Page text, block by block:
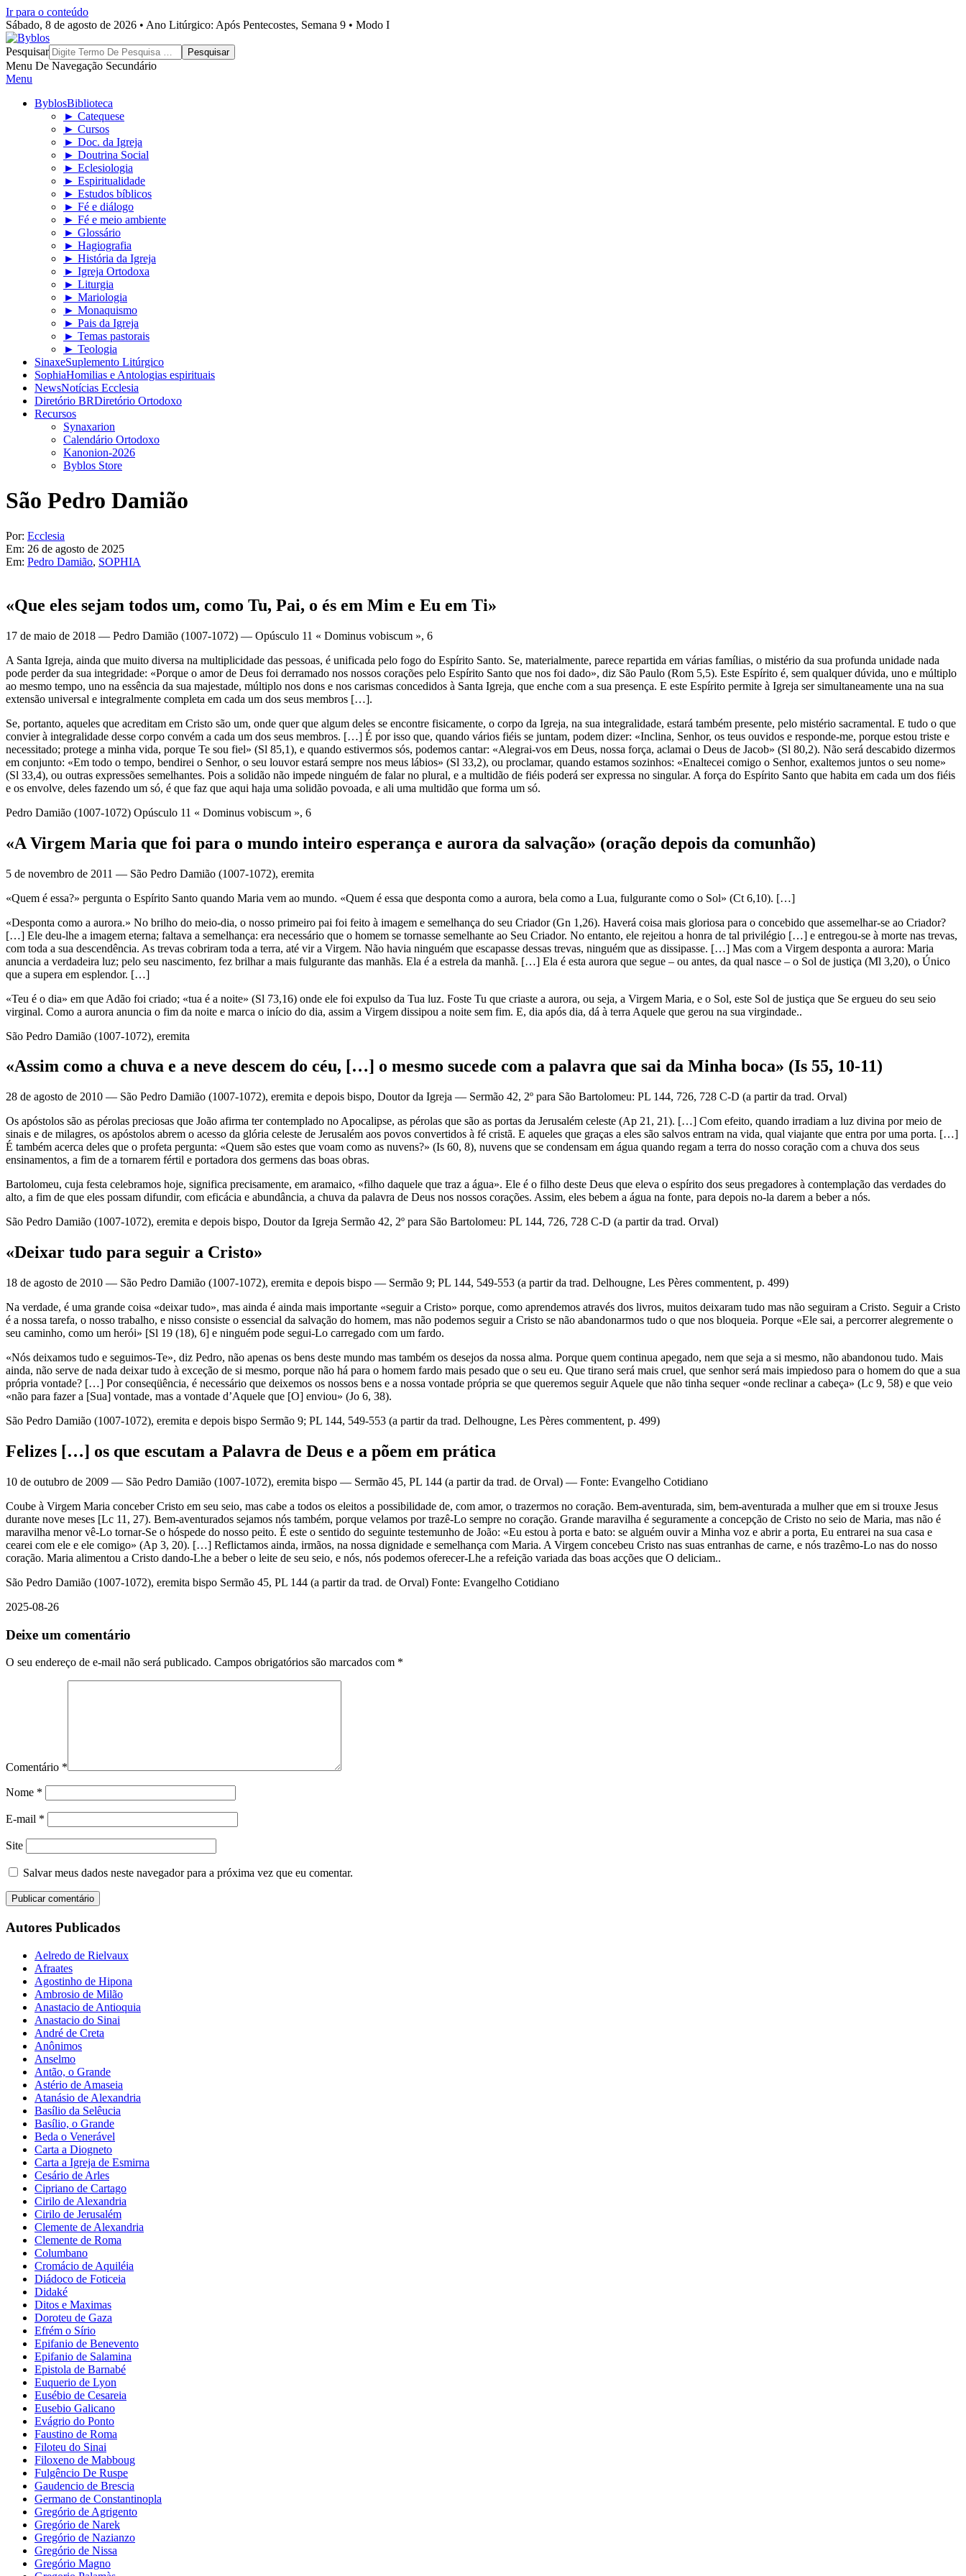
Ir para o conteúdo
Sábado, 8 de agosto de 2026 • Ano Litúrgico: Após Pentecostes, Semana 9 • Modo I
Byblos
Pesquisar
Menu De Navegação Secundário
Menu
ByblosBiblioteca
► Catequese
► Cursos
► Doc. da Igreja
► Doutrina Social
► Eclesiologia
► Espiritualidade
► Estudos bíblicos
► Fé e diálogo
► Fé e meio ambiente
► Glossário
► Hagiografia
► História da Igreja
► Igreja Ortodoxa
► Liturgia
► Mariologia
► Monaquismo
► Pais da Igreja
► Temas pastorais
► Teologia
SinaxeSuplemento Litúrgico
SophiaHomilias e Antologias espirituais
NewsNotícias Ecclesia
Diretório BRDiretório Ortodoxo
Recursos
Synaxarion
Calendário Ortodoxo
Kanonion-2026
Byblos Store
São Pedro Damião
Por: Ecclesia
Em: 26 de agosto de 2025
Em: Pedro Damião, SOPHIA
«Que eles sejam todos um, como Tu, Pai, o és em Mim e Eu em Ti»
17 de maio de 2018 — Pedro Damião (1007-1072) — Opúsculo 11 « Dominus vobiscum », 6
A Santa Igreja, ainda que muito diversa na multiplicidade das pessoas, é unificada pelo fogo do Espírito Santo. Se, materialmente, parece repartida em várias famílias, o mistério da sua profunda unidade nada
pode perder da sua integridade: «Porque o amor de Deus foi derramado nos nossos corações pelo Espírito Santo que nos foi dado», diz São Paulo (Rom 5,5). Este Espírito é, sem qualquer dúvida, uno e múltiplo
ao mesmo tempo, uno na essência da sua majestade, múltiplo nos dons e nos carismas concedidos à Santa Igreja, que enche com a sua presença. E este Espírito permite à Igreja ser simultaneamente una na sua
extensão universal e integralmente completa em cada um dos seus membros […].
Se, portanto, aqueles que acreditam em Cristo são um, onde quer que algum deles se encontre fisicamente, o corpo da Igreja, na sua integralidade, estará também presente, pelo mistério sacramental. E tudo o que
convier à integralidade desse corpo convém a cada um dos seus membros. […] É por isso que, quando vários fiéis se juntam, podem dizer: «Inclina, Senhor, os teus ouvidos e responde-me, porque estou triste e
necessitado; protege a minha vida, porque Te sou fiel» (Sl 85,1), e quando estivermos sós, podemos cantar: «Alegrai-vos em Deus, nossa força, aclamai o Deus de Jacob» (Sl 80,2). Não será descabido dizermos
em conjunto: «Em todo o tempo, bendirei o Senhor, o seu louvor estará sempre nos meus lábios» (Sl 33,2), ou proclamar, quando estamos sozinhos: «Enaltecei comigo o Senhor, exaltemos juntos o seu nome»
(Sl 33,4), ou outras expressões semelhantes. Pois a solidão não impede ninguém de falar no plural, e a multidão de fiéis poderá ser expressa no singular. A força do Espírito Santo que habita em cada um dos fiéis
e os envolve, deles fazendo um só, é que faz que aqui haja uma solidão povoada, e ali uma multidão que forma um só.
Pedro Damião (1007-1072) Opúsculo 11 « Dominus vobiscum », 6
«A Virgem Maria que foi para o mundo inteiro esperança e aurora da salvação» (oração depois da comunhão)
5 de novembro de 2011 — São Pedro Damião (1007-1072), eremita
«Quem é essa?» pergunta o Espírito Santo quando Maria vem ao mundo. «Quem é essa que desponta como a aurora, bela como a Lua, fulgurante como o Sol» (Ct 6,10). […]
«Desponta como a aurora.» No brilho do meio-dia, o nosso primeiro pai foi feito à imagem e semelhança do seu Criador (Gn 1,26). Haverá coisa mais gloriosa para o concebido que assemelhar-se ao Criador?
[…] Ele deu-lhe a imagem eterna; faltava a semelhança: era necessário que o homem se tornasse semelhante ao Seu Criador. No entanto, ele rejeitou a honra de tal privilégio […] e entregou-se à morte nas trevas,
com toda a sua descendência. As trevas cobriram toda a terra, até vir a Virgem. Não havia ninguém que escapasse dessas trevas, ninguém que as dissipasse. […] Mas com a Virgem desponta a aurora: Maria
anuncia a verdadeira luz; pelo seu nascimento, fez brilhar a mais fulgurante das manhãs. Ela é a estrela da manhã. […] Ela é esta aurora que segue – ou antes, da qual nasce – o Sol de justiça (Ml 3,20), o Único
que a supera em esplendor. […]
«Teu é o dia» em que Adão foi criado; «tua é a noite» (Sl 73,16) onde ele foi expulso da Tua luz. Foste Tu que criaste a aurora, ou seja, a Virgem Maria, e o Sol, este Sol de justiça que Se ergueu do seu seio
virginal. Como a aurora anuncia o fim da noite e marca o início do dia, assim a Virgem dissipou a noite sem fim. E, dia após dia, dá à terra Aquele que gerou na sua virgindade..
São Pedro Damião (1007-1072), eremita
«Assim como a chuva e a neve descem do céu, […] o mesmo sucede com a palavra que sai da Minha boca» (Is 55, 10-11)
28 de agosto de 2010 — São Pedro Damião (1007-1072), eremita e depois bispo, Doutor da Igreja — Sermão 42, 2º para São Bartolomeu: PL 144, 726, 728 C-D (a partir da trad. Orval)
Os apóstolos são as pérolas preciosas que João afirma ter contemplado no Apocalipse, as pérolas que são as portas da Jerusalém celeste (Ap 21, 21). […] Com efeito, quando irradiam a luz divina por meio de
sinais e de milagres, os apóstolos abrem o acesso da glória celeste de Jerusalém aos povos convertidos à fé cristã. E aqueles que graças a eles são salvos entram na vida, qual viajante que entra por uma porta. […]
É também acerca deles que o profeta pergunta: «Quem são estes que voam como as nuvens?» (Is 60, 8), nuvens que se condensam em água quando regam a terra do nosso coração com a chuva dos seus
ensinamentos, a fim de a tornarem fértil e portadora dos germens das boas obras.
Bartolomeu, cuja festa celebramos hoje, significa precisamente, em aramaico, «filho daquele que traz a água». Ele é o filho deste Deus que eleva o espírito dos seus pregadores à contemplação das verdades do
alto, a fim de que eles possam difundir, com eficácia e abundância, a chuva da palavra de Deus nos nossos corações. Assim, eles bebem a água na fonte, para depois no-la darem a beber a nós.
São Pedro Damião (1007-1072), eremita e depois bispo, Doutor da Igreja Sermão 42, 2º para São Bartolomeu: PL 144, 726, 728 C-D (a partir da trad. Orval)
«Deixar tudo para seguir a Cristo»
18 de agosto de 2010 — São Pedro Damião (1007-1072), eremita e depois bispo — Sermão 9; PL 144, 549-553 (a partir da trad. Delhougne, Les Pères commentent, p. 499)
Na verdade, é uma grande coisa «deixar tudo», mas ainda é ainda mais importante «seguir a Cristo» porque, como aprendemos através dos livros, muitos deixaram tudo mas não seguiram a Cristo. Seguir a Cristo
é a nossa tarefa, o nosso trabalho, e nisso consiste o essencial da salvação do homem, mas não podemos seguir a Cristo se não abandonarmos tudo o que nos bloqueia. Porque «Ele sai, a percorrer alegremente o
seu caminho, como um herói» [Sl 19 (18), 6] e ninguém pode segui-Lo carregado com um fardo.
«Nós deixamos tudo e seguimos-Te», diz Pedro, não apenas os bens deste mundo mas também os desejos da nossa alma. Porque quem continua apegado, nem que seja a si mesmo, não abandonou tudo. Mais
ainda, não serve de nada deixar tudo à exceção de si mesmo, porque não há para o homem fardo mais pesado que o seu eu. Que tirano será mais cruel, que senhor será mais impiedoso para o homem do que a sua
própria vontade? […] Por conseqüência, é necessário que deixemos os nossos bens e a nossa vontade própria se que queremos seguir Aquele que não tinha sequer «onde reclinar a cabeça» (Lc 9, 58) e que veio
«não para fazer a [Sua] vontade, mas a vontade d’Aquele que [O] enviou» (Jo 6, 38).
São Pedro Damião (1007-1072), eremita e depois bispo Sermão 9; PL 144, 549-553 (a partir da trad. Delhougne, Les Pères commentent, p. 499)
Felizes […] os que escutam a Palavra de Deus e a põem em prática
10 de outubro de 2009 — São Pedro Damião (1007-1072), eremita bispo — Sermão 45, PL 144 (a partir da trad. de Orval) — Fonte: Evangelho Cotidiano
Coube à Virgem Maria conceber Cristo em seu seio, mas cabe a todos os eleitos a possibilidade de, com amor, o trazermos no coração. Bem-aventurada, sim, bem-aventurada a mulher que em si trouxe Jesus
durante nove meses [Lc 11, 27). Bem-aventurados sejamos nós também, porque velamos por trazê-Lo sempre no coração. Grande maravilha é seguramente a concepção de Cristo no seio de Maria, mas não é
maravilha menor vê-Lo tornar-Se o hóspede do nosso peito. É este o sentido do seguinte testemunho de João: «Eu estou à porta e bato: se alguém ouvir a Minha voz e abrir a porta, Eu entrarei na sua casa e
cearei com ele e ele comigo» (Ap 3, 20). […] Reflictamos ainda, irmãos, na nossa dignidade e semelhança com Maria. A Virgem concebeu Cristo nas suas entranhas de carne, e nós trazêmo-Lo nas do nosso
coração. Maria alimentou a Cristo dando-Lhe a beber o leite de seu seio, e nós, nós podemos oferecer-Lhe a refeição variada das boas acções que O deliciam..
São Pedro Damião (1007-1072), eremita bispo Sermão 45, PL 144 (a partir da trad. de Orval) Fonte: Evangelho Cotidiano
2025-08-26
Deixe um comentário
O seu endereço de e-mail não será publicado. Campos obrigatórios são marcados com *
Comentário *
Nome *
E-mail *
Site
Salvar meus dados neste navegador para a próxima vez que eu comentar.
Autores Publicados
Aelredo de Rielvaux
Afraates
Agostinho de Hipona
Ambrosio de Milão
Anastacio de Antioquia
Anastacio do Sinai
André de Creta
Anônimos
Anselmo
Antão, o Grande
Astério de Amaseia
Atanásio de Alexandria
Basílio da Selêucia
Basílio, o Grande
Beda o Venerável
Carta a Diogneto
Carta a Igreja de Esmirna
Cesário de Arles
Cipriano de Cartago
Cirilo de Alexandria
Cirilo de Jerusalém
Clemente de Alexandria
Clemente de Roma
Columbano
Cromácio de Aquiléia
Diádoco de Foticeia
Didaké
Ditos e Maximas
Doroteu de Gaza
Efrém o Sírio
Epifanio de Benevento
Epifanio de Salamina
Epistola de Barnabé
Euquerio de Lyon
Eusébio de Cesareia
Eusebio Galicano
Evágrio do Ponto
Faustino de Roma
Filoteu do Sinai
Filoxeno de Mabboug
Fulgêncio De Ruspe
Gaudencio de Brescia
Germano de Constantinopla
Gregório de Agrigento
Gregório de Narek
Gregório de Nazianzo
Gregório de Nissa
Gregório Magno